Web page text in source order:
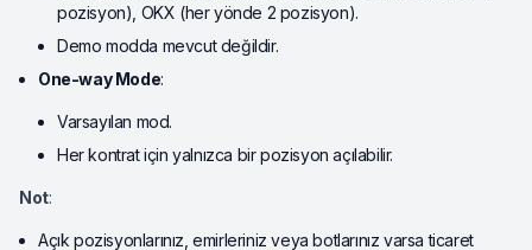
pozisyon), OKX (her yönde 2 pozisyon).
Demo modda mevcut değildir.
One-way Mode:
Varsayılan mod.
Her kontrat için yalnızca bir pozisyon açılabilir.
Not:
Açık pozisyonlarınız, emirleriniz veya botlarınız varsa ticaret